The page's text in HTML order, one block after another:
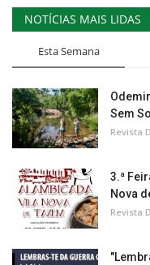
NOTÍCIAS MAIS LIDAS
Esta Semana
Sem
Revista
3.ª
Nova
Revista